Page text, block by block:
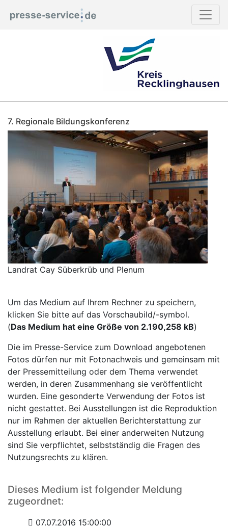
7. Regionale Bildungskonferenz
Landrat Cay Süberkrüb und Plenum
Um das Medium auf Ihrem Rechner zu speichern,
klicken Sie bitte auf das Vorschaubild/-symbol.
(Das Medium hat eine Größe von 2.190,258 kB)
Die im Presse-Service zum Download angebotenen
Fotos dürfen nur mit Fotonachweis und gemeinsam mit
der Pressemitteilung oder dem Thema verwendet
werden, in deren Zusammenhang sie veröffentlicht
wurden. Eine gesonderte Verwendung der Fotos ist
nicht gestattet. Bei Ausstellungen ist die Reproduktion
nur im Rahmen der aktuellen Berichterstattung zur
Ausstellung erlaubt. Bei einer anderweiten Nutzung
sind Sie verpflichtet, selbstständig die Fragen des
Nutzungsrechts zu klären.
Dieses Medium ist folgender Meldung
zugeordnet:
07.07.2016 15:00:00